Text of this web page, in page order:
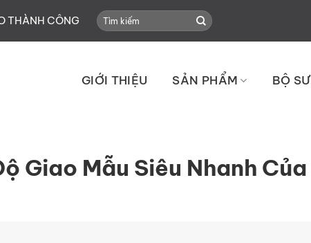
THÀNH CÔNG
Search
for:
GIỚI THIỆU SẢN PHẨM BỘ
Giao Mẫu Siêu Nhanh Của